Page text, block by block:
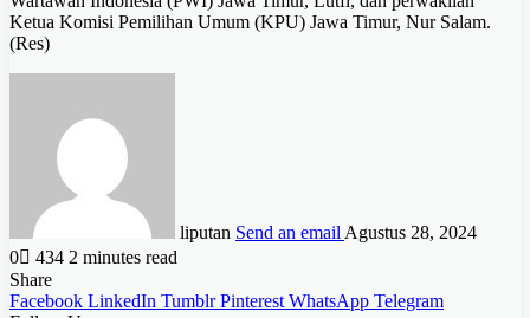
Ketua Komisi Pemilihan Umum (KPU) Jawa Timur, Nur Salam.
(Res)
liputan Send an email Agustus 28, 2024
0
434 2 minutes read
Share
Facebook LinkedIn Tumblr Pinterest WhatsApp Telegram